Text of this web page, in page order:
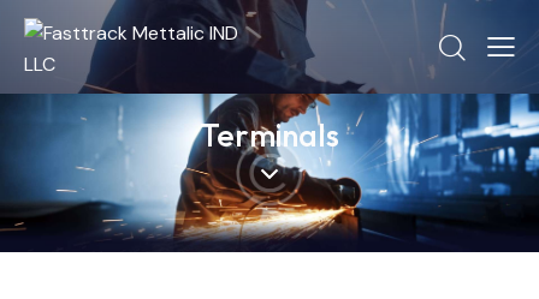
Terminals